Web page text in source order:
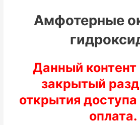
Амфотерные
Данный контент
закрытый
открытия доступа
оплата.